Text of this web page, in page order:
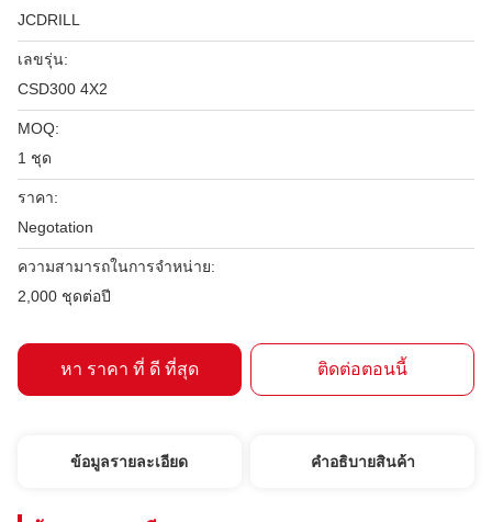
JCDRILL
เลขรุ่น:
CSD300 4X2
MOQ:
1 ชุด
ราคา:
Negotation
ความสามารถในการจําหน่าย:
2,000 ชุดต่อปี
หา ราคา ที่ ดี ที่สุด ติดต่อตอนนี้
ข้อมูลรายละเอียด คําอธิบายสินค้า